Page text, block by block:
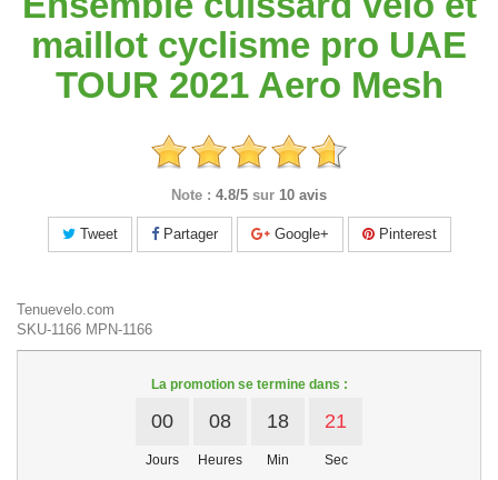
maillot cyclisme pro UAE
TOUR 2021 Aero Mesh
Note : 4.8/5 sur 10 avis
Tweet Partager Google+ Pinterest
Tenuevelo.com
SKU-1166 MPN-1166
La promotion se termine dans :
00
Jours
08
Heures
18
Min
20
Sec